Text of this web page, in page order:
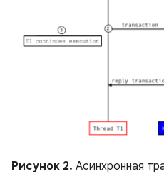
Рисунок 2. Асинхронная